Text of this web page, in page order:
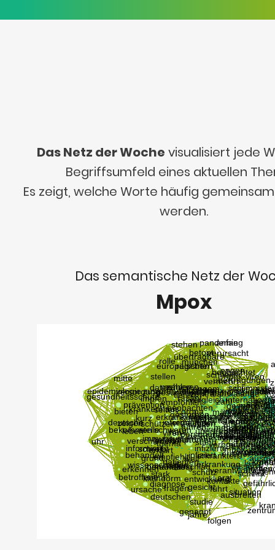
Das Netz der Woche visualisiert jede
Begriffsumfeld eines aktuellen
Es zeigt, welche Worte häufig
werden.
Das semantische Netz der
Mpox